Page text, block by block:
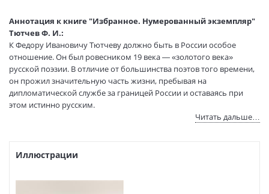
Тип обложки:
Ткань+футляр
Тиснение:
плоскоуглубленное изображение)
Футляр:
Вставной
Бумага:
Дизайнерская
Иллюстрации:
С иллюстрациями
Иллюстраторы:
Косульников Б. Н.
Страниц:
Код товара:
1074663
Аннотация к книге "Избранное. Нумерованный экземпляр"
Тютчев Ф. И.:
К Федору Ивановичу Тютчеву должно быть в России особое
отношение. Он был ровесником 19 века — «золотого века»
русской поэзии. В отличие от большинства поэтов того времени,
он прожил значительную часть жизни, пребывая на
дипломатической службе за границей России и оставаясь при
этом истинно русским.
— признанным мастером поэтического перевода. Существует
Читать дальше…
Иллюстрации